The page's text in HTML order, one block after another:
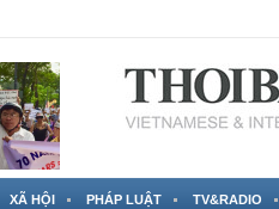
XÃ HỘI PHÁP LUẬT TV&RADIO